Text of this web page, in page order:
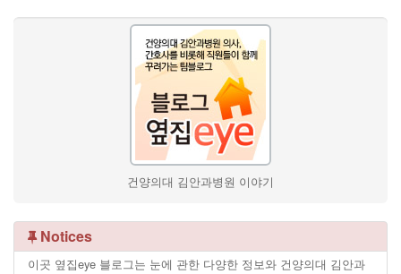
건양의대 김안과병원 이야기
Notices
이곳 옆집eye 블로그는 눈에 관한 다양한 정보와 건양의대 김안과